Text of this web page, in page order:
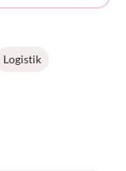
Logistik